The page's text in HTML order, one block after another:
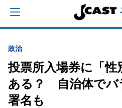
政治
投票所入場券に「
ある？ 自治体でバ
署名も